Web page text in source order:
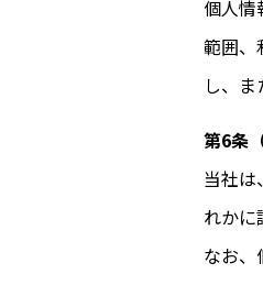
個人情
範囲、
し、
第6条
当社は
れかに
なお、